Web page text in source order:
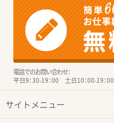
電話でのお問い合わせ：
平日9：30-19：00 土日10：00-19：00
サイトメニュー